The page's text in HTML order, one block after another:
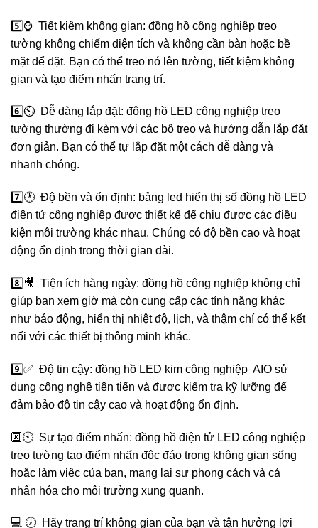
5️⃣⌚️ Tiết kiệm không gian: đồng hồ công nghiệp treo
tường không chiếm diện tích và không cần bàn hoặc bề
mặt để đặt. Bạn có thể treo nó lên tường, tiết kiệm không
gian và tạo điểm nhấn trang trí.
6️⃣⏲️ Dễ dàng lắp đặt: đông hồ LED công nghiệp treo
tường thường đi kèm với các bộ treo và hướng dẫn lắp đặt
đơn giản. Bạn có thể tự lắp đặt một cách dễ dàng và
nhanh chóng.
7️⃣🕐 Độ bền và ổn định: bảng led hiển thị số đồng hồ LED
điện tử công nghiệp được thiết kế để chịu được các điều
kiện môi trường khác nhau. Chúng có độ bền cao và hoạt
động ổn định trong thời gian dài.
8️⃣🎥 Tiện ích hàng ngày: đồng hồ công nghiệp không chỉ
giúp bạn xem giờ mà còn cung cấp các tính năng khác
như báo động, hiển thị nhiệt độ, lịch, và thậm chí có thể kết
nối với các thiết bị thông minh khác.
9️⃣✅ Độ tin cậy: đồng hồ LED kim công nghiệp AIO sử
dụng công nghệ tiên tiến và được kiểm tra kỹ lưỡng để
đảm bảo độ tin cậy cao và hoạt động ổn định.
🔟🕙 Sự tạo điểm nhấn: đồng hồ điện tử LED công nghiệp
treo tường tạo điểm nhấn độc đáo trong không gian sống
hoặc làm việc của bạn, mang lại sự phong cách và cá
nhân hóa cho môi trường xung quanh.
💻 🕖 Hãy trang trí không gian của bạn và tận hưởng lợi